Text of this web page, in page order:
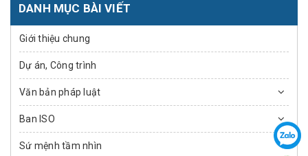
DANH MỤC BÀI VIẾT
Giới thiệu chung
Dự án, Công trình
Văn bản pháp luật
Ban ISO
Sứ mệnh tầm nhìn